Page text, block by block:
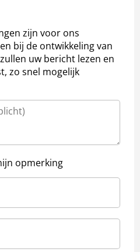
zijn voor ons
bij de ontwikkeling van
uw bericht lezen en
zo snel mogelijk
opmerking